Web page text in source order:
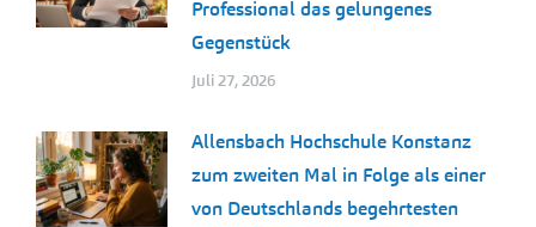
Professional das gelungenes
Gegenstück
Juli 27, 2026
Allensbach Hochschule Konstanz
zum zweiten Mal in Folge als einer
von Deutschlands begehrtesten